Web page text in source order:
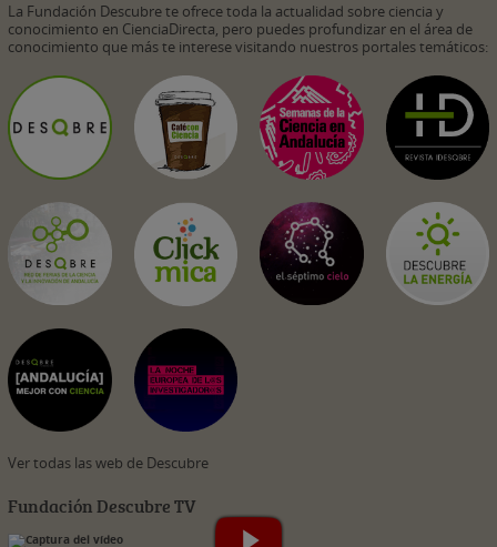
La Fundación Descubre te ofrece toda la actualidad sobre ciencia y
conocimiento en CienciaDirecta, pero puedes profundizar en el área de
conocimiento que más te interese visitando nuestros portales temáticos:
Ver todas las web de Descubre
Fundación Descubre TV